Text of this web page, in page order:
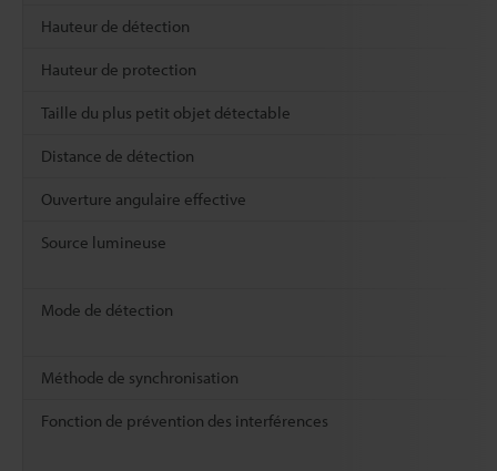
Hauteur de détection
Hauteur de protection
Taille du plus petit objet détectable
Distance de détection
Ouverture angulaire effective
Source lumineuse
Mode de détection
Méthode de synchronisation
Fonction de prévention des interférences